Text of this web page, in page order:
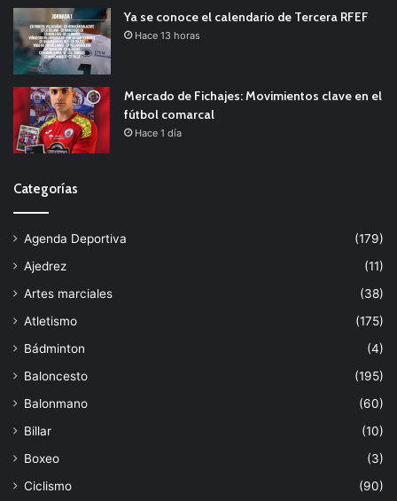
Ya se conoce el calendario de Tercera RFEF
Hace 13 horas
Mercado de Fichajes: Movimientos clave en el
fútbol comarcal
Hace 1 día
Categorías
Agenda Deportiva
(179)
Ajedrez
(11)
Artes marciales
(38)
Atletismo
(175)
Bádminton
(4)
Baloncesto
(195)
Balonmano
(60)
Billar
(10)
Boxeo
(3)
Ciclismo
(90)